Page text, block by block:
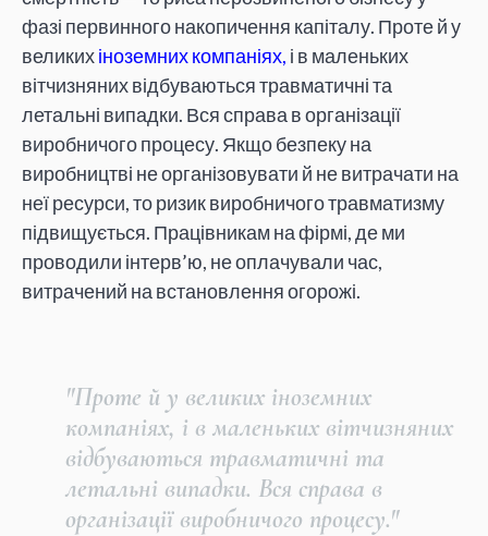
фазі первинного накопичення капіталу. Проте й у
великихіноземних компаніях, і в маленьких
вітчизняних відбуваються травматичні та
летальні випадки. Вся справа в організації
виробничого процесу. Якщо безпеку на
виробництві не організовувати й не витрачати на
неї ресурси, то ризик виробничого травматизму
підвищується. Працівникам на фірмі, де ми
проводили інтерв’ю, не оплачували час,
витрачений на встановлення огорожі.
"Проте й у великих іноземних
компаніях, і в маленьких вітчизняних
відбуваються травматичні та
летальні випадки. Вся справа в
організації виробничого процесу."